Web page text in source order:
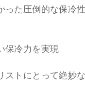
った圧倒的な保冷
保冷力を実現
ストにとって絶妙